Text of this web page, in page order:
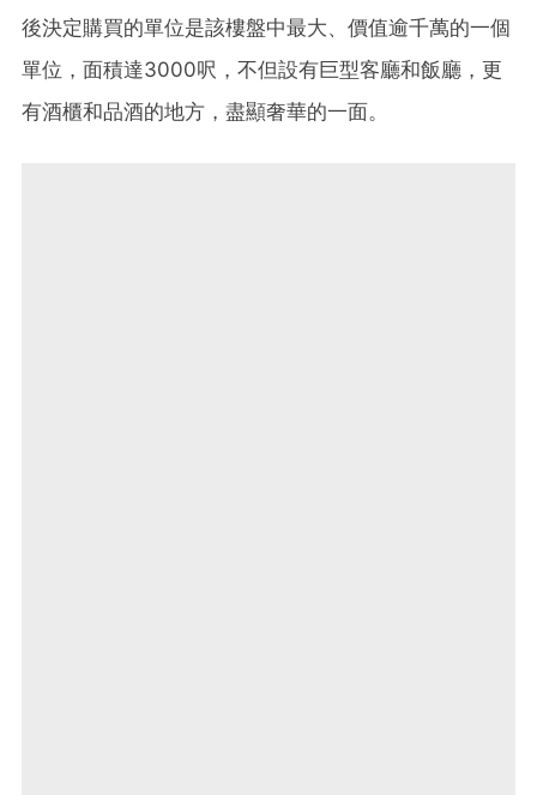
後決定購買的單位是該樓盤中最大、價值逾千萬的一個
單位，面積達3000呎，不但設有巨型客廳和飯廳，更
有酒櫃和品酒的地方，盡顯奢華的一面。